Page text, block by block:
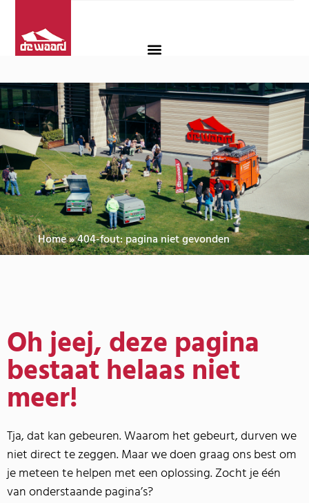
Home»404-fout: pagina niet gevonden
Oh jeej, deze pagina
bestaat helaas niet
meer!
Tja, dat kan gebeuren. Waarom het gebeurt, durven we
niet direct te zeggen. Maar we doen graag ons best om
je meteen te helpen met een oplossing. Zocht je één
van onderstaande pagina’s?